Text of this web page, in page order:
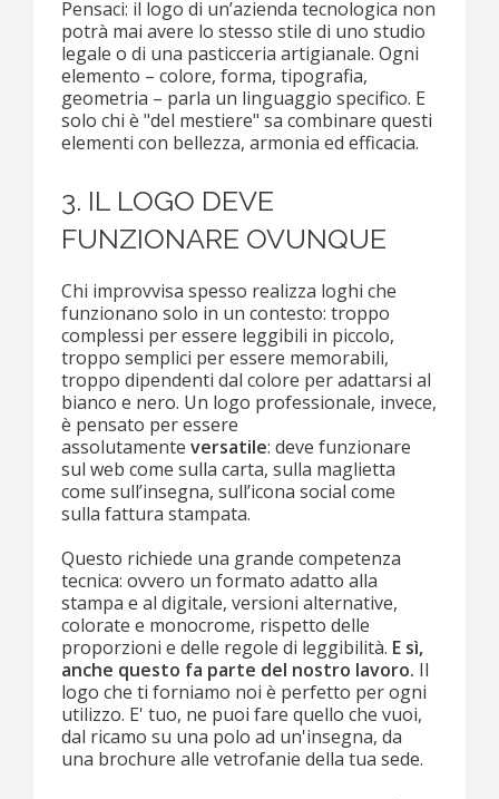
Pensaci: il logo di un’azienda tecnologica non
potrà mai avere lo stesso stile di uno studio
legale o di una pasticceria artigianale. Ogni
elemento – colore, forma, tipografia,
geometria – parla un linguaggio specifico. E
solo chi è "del mestiere" sa combinare questi
elementi con bellezza, armonia ed efficacia.
3. IL LOGO DEVE
FUNZIONARE OVUNQUE
Chi improvvisa spesso realizza loghi che
funzionano solo in un contesto: troppo
complessi per essere leggibili in piccolo,
troppo semplici per essere memorabili,
troppo dipendenti dal colore per adattarsi al
bianco e nero. Un logo professionale, invece,
è pensato per essere
assolutamente versatile: deve funzionare
sul web come sulla carta, sulla maglietta
come sull’insegna, sull’icona social come
sulla fattura stampata.
Questo richiede una grande competenza
tecnica: ovvero un formato adatto alla
stampa e al digitale, versioni alternative,
colorate e monocrome, rispetto delle
proporzioni e delle regole di leggibilità. E sì,
anche questo fa parte del nostro lavoro. Il
logo che ti forniamo noi è perfetto per ogni
utilizzo. E' tuo, ne puoi fare quello che vuoi,
dal ricamo su una polo ad un'insegna, da
una brochure alle vetrofanie della tua sede.